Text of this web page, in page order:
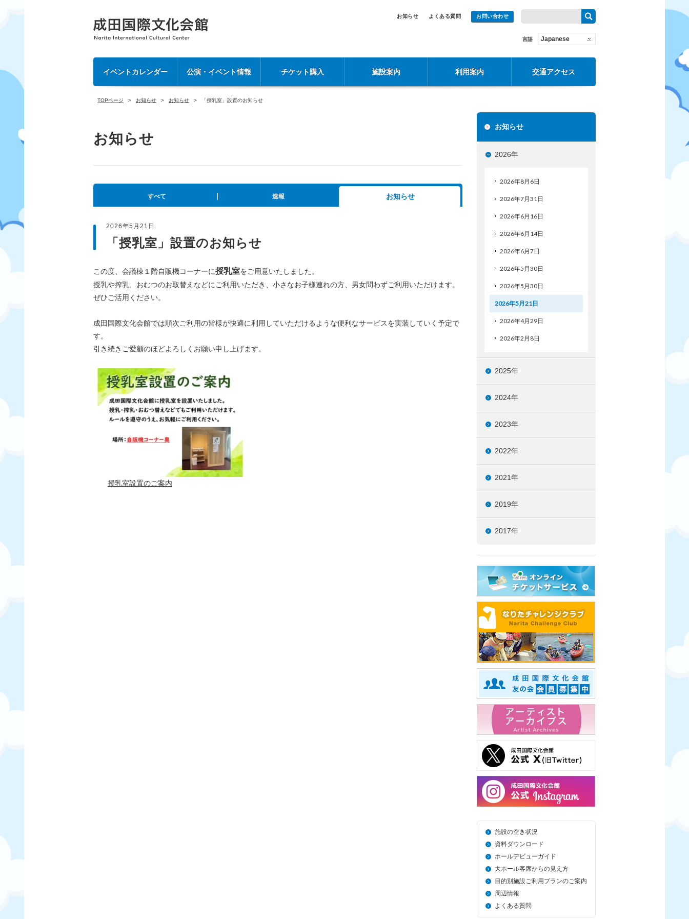
お知らせ よくある質問 お問い合わせ
言語 Japanese
イベントカレンダー 公演・イベント情報 チケット購入 施設案内 利用案内 交通アクセス
TOPページ お知らせ お知らせ 「授乳室」設置のお知らせ
お知らせ
すべて 速報 お知らせ
2026年5月21日
「授乳室」設置のお知らせ
この度、会議棟１階自販機コーナーに授乳室をご用意いたしました。
授乳や搾乳、おむつのお取替えなどにご利用いただき、小さなお子様連れの方、男女問わずご利用いただけます。
ぜひご活用ください。
成田国際文化会館では順次ご利用の皆様が快適に利用していただけるような便利なサービスを実装していく予定で
す。
引き続きご愛顧のほどよろしくお願い申し上げます。
授乳室設置のご案内
お知らせ
2026年
2026年8月6日
2026年7月31日
2026年6月16日
2026年6月14日
2026年6月7日
2026年5月30日
2026年5月30日
2026年5月21日
2026年4月29日
2026年2月8日
2025年
2024年
2023年
2022年
2021年
2019年
2017年
施設の空き状況
資料ダウンロード
ホールデビューガイド
大ホール客席からの見え方
目的別施設ご利用プランのご案内
周辺情報
よくある質問